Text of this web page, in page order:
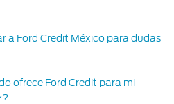
a Ford Credit México para dudas
ofrece Ford Credit para mi